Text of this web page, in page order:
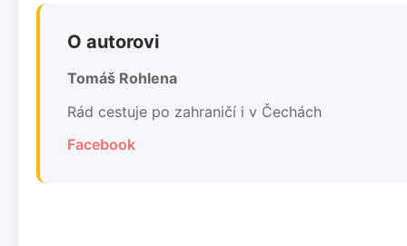
O autorovi
Tomáš Rohlena
Rád cestuje po zahraničí i v Čechách
Facebook